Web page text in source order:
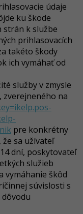
údaje
ku škode
strán k službe
prihlasovacích
takéto škody
ich vymáhať od
služby v zmysle
na
pre konkrétny
sa užívateľ
dní, poskytovateľ
služieb
vymáhanie škôd
súvislosti s